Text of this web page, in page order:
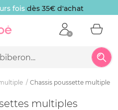
fois dès 35€ d'achat
Chassis poussette multiple
multiples